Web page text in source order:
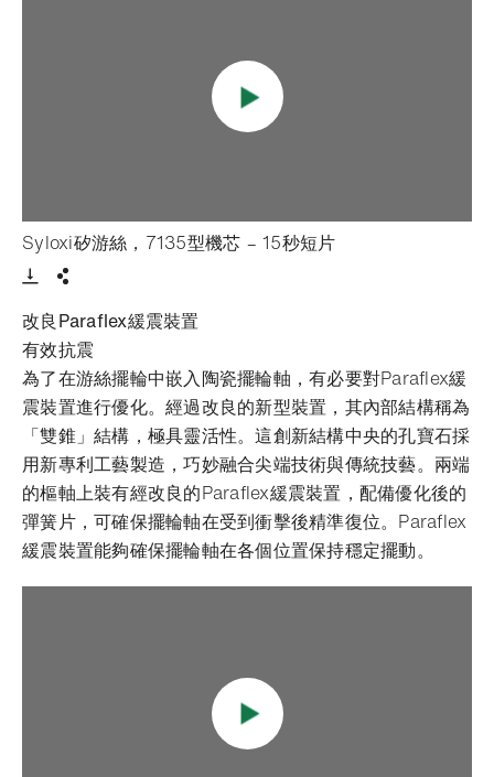
Syloxi矽游絲，7135型機芯 – 15秒短片- 打開lightbox
改良Paraflex緩震裝置
有效抗震
為了在游絲擺輪中嵌入陶瓷擺輪軸，有必要對Paraflex緩
震裝置進行優化。經過改良的新型裝置，其內部結構稱為
「雙錐」結構，極具靈活性。這創新結構中央的孔寶石採
用新專利工藝製造，巧妙融合尖端技術與傳統技藝。兩端
的樞軸上裝有經改良的Paraflex緩震裝置，配備優化後的
彈簧片，可確保擺輪軸在受到衝擊後精準復位。Paraflex
緩震裝置能夠確保擺輪軸在各個位置保持穩定擺動。